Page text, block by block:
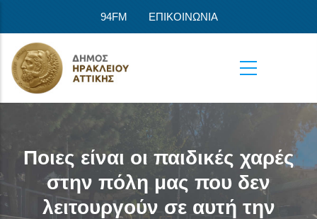
94FM ΕΠΙΚΟΙΝΩΝΙΑ
Ποιες είναι οι παιδικές χαρές
στην πόλη μας που δεν
λειτουργούν σε αυτή την